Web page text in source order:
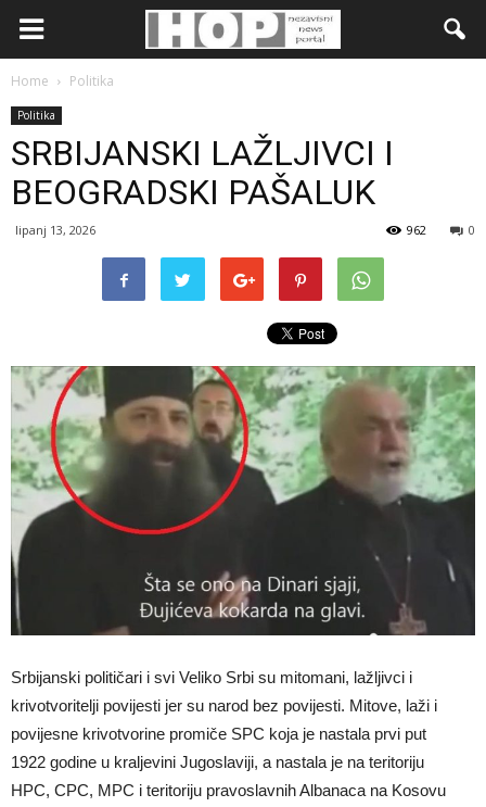
Home Politika
Politika
SRBIJANSKI LAŽLJIVCI I
BEOGRADSKI PAŠALUK
lipanj 13, 2026 0
962
Srbijanski političari i svi Veliko Srbi su mitomani, lažljivci i
krivotvoritelji povijesti jer su narod bez povijesti. Mitove, laži i
povijesne krivotvorine promiče SPC koja je nastala prvi put
1922 godine u kraljevini Jugoslaviji, a nastala je na teritoriju
HPC, CPC, MPC i teritoriju pravoslavnih Albanaca na Kosovu